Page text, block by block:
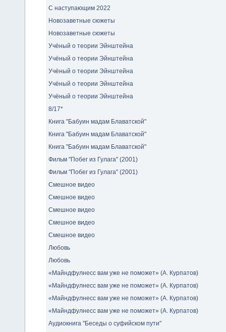
С наступающим 2022
Новозаветные сюжеты
Новозаветные сюжеты
Учёный о теории Эйнштейна
Учёный о теории Эйнштейна
Учёный о теории Эйнштейна
Учёный о теории Эйнштейна
Учёный о теории Эйнштейна
8/17*
Книга "Бабуин мадам Блаватской"
Книга "Бабуин мадам Блаватской"
Книга "Бабуин мадам Блаватской"
Фильм "Побег из Гулага" (2001)
Фильм "Побег из Гулага" (2001)
Смешное видео
Смешное видео
Смешное видео
Смешное видео
Смешное видео
Любовь
Любовь
«Майндфулнесс вам уже не поможет» (А. Курпатов)
«Майндфулнесс вам уже не поможет» (А. Курпатов)
«Майндфулнесс вам уже не поможет» (А. Курпатов)
«Майндфулнесс вам уже не поможет» (А. Курпатов)
Аудиокнига "Беседы о суфийском пути"